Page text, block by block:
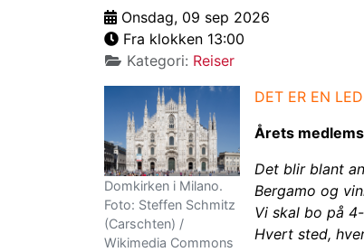
Onsdag, 09 sep 2026
Fra klokken 13:00
Kategori: Reiser
Domkirken i Milano.
Foto: Steffen Schmitz
(Carschten) /
Wikimedia Commons
DET ER EN
Årets
Det blir blant
Bergamo og
Vi skal bo på
Hvert sted,